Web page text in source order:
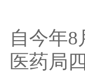
自今年
医药局